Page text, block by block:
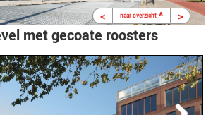
met gecoate roosters
< naar overzicht^ >